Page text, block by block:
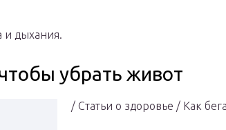
и дыхания.
убрать живот
/ Статьи о здоровье / Как